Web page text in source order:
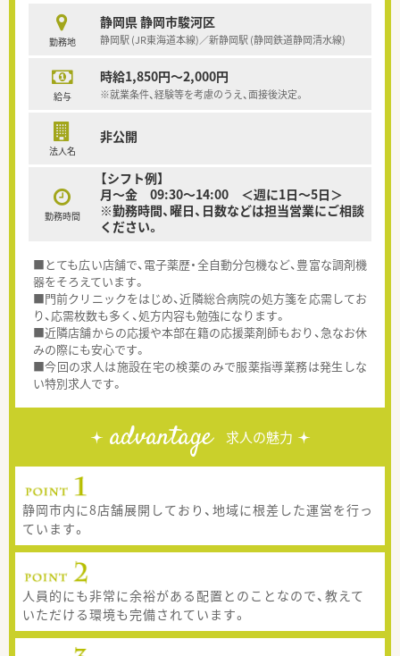
勤務地
静岡県 静岡市駿河区
静岡駅 (JR東海道本線)／新静岡駅 (静岡鉄道静岡清水線)
給与
時給1,850円～2,000円
※就業条件、経験等を考慮のうえ、面接後決定。
法人名
非公開
勤務時間
【シフト例】
月～金 09:30～14:00 ＜週に1日～5日＞
※勤務時間、曜日、日数などは担当営業にご相談
ください。
■とても広い店舗で、電子薬歴・全自動分包機など、豊富な調剤機
器をそろえています。
■門前クリニックをはじめ、近隣総合病院の処方箋を応需してお
り、応需枚数も多く、処方内容も勉強になります。
■近隣店舗からの応援や本部在籍の応援薬剤師もおり、急なお休
みの際にも安心です。
■今回の求人は施設在宅の検薬のみで服薬指導業務は発生しな
い特別求人です。
advantage 求人の魅力
静岡市内に8店舗展開しており、地域に根差した運営を行っ
ています。
人員的にも非常に余裕がある配置とのことなので、教えて
いただける環境も完備されています。